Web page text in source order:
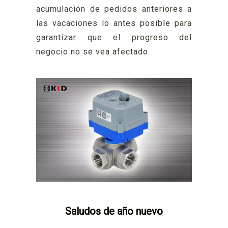
acumulación de pedidos anteriores a
las vacaciones lo antes posible para
garantizar que el progreso del
negocio no se vea afectado.
Saludos de año nuevo